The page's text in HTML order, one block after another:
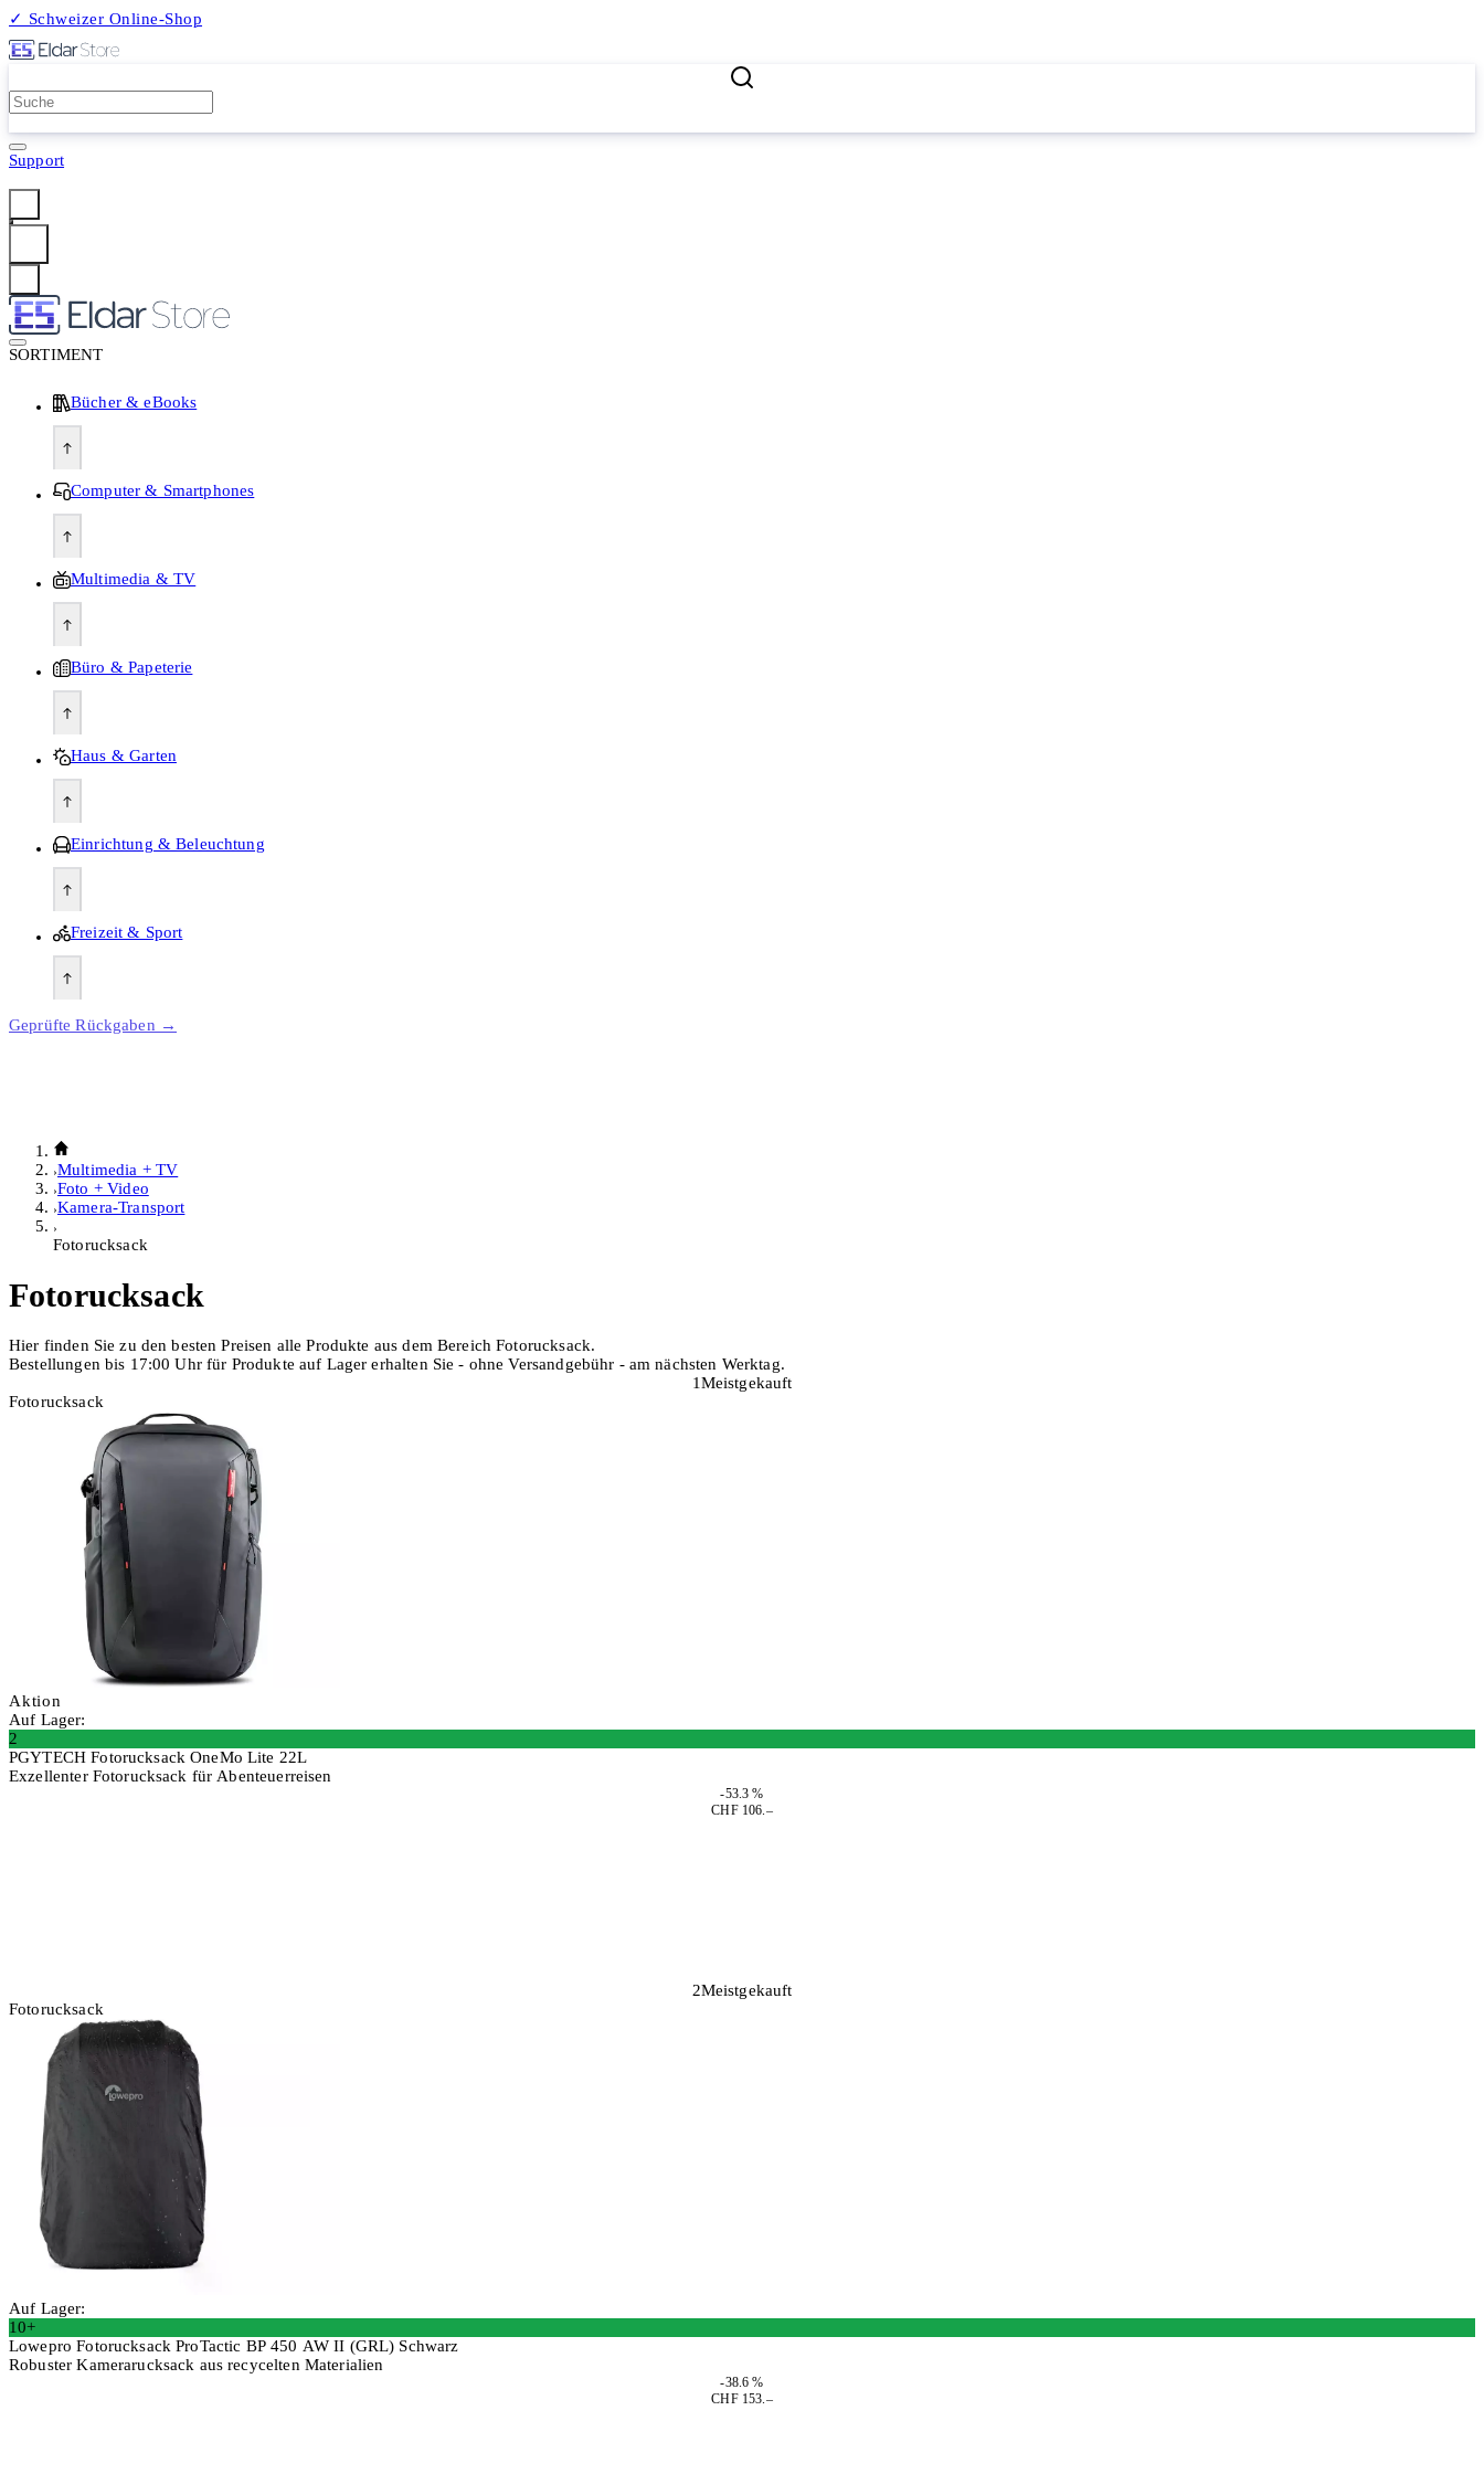
✓ Schweizer Online-Shop
Support
SORTIMENT
Bücher & eBooks
Computer & Smartphones
Multimedia & TV
Büro & Papeterie
Haus & Garten
Einrichtung & Beleuchtung
Freizeit & Sport
Geprüfte Rückgaben →
Multimedia + TV
Foto + Video
Kamera-Transport
Fotorucksack
Fotorucksack
Hier finden Sie zu den besten Preisen alle Produkte aus dem Bereich Fotorucksack.
Bestellungen bis 17:00 Uhr für Produkte auf Lager erhalten Sie - ohne Versandgebühr - am nächsten Werktag.
1Meistgekauft
Fotorucksack
Aktion
Auf Lager:
2
PGYTECH Fotorucksack OneMo Lite 22L
Exzellenter Fotorucksack für Abenteuerreisen
-53.3 %
CHF 106.–
2Meistgekauft
Fotorucksack
Auf Lager:
10+
Lowepro Fotorucksack ProTactic BP 450 AW II (GRL) Schwarz
Robuster Kamerarucksack aus recycelten Materialien
-38.6 %
CHF 153.–